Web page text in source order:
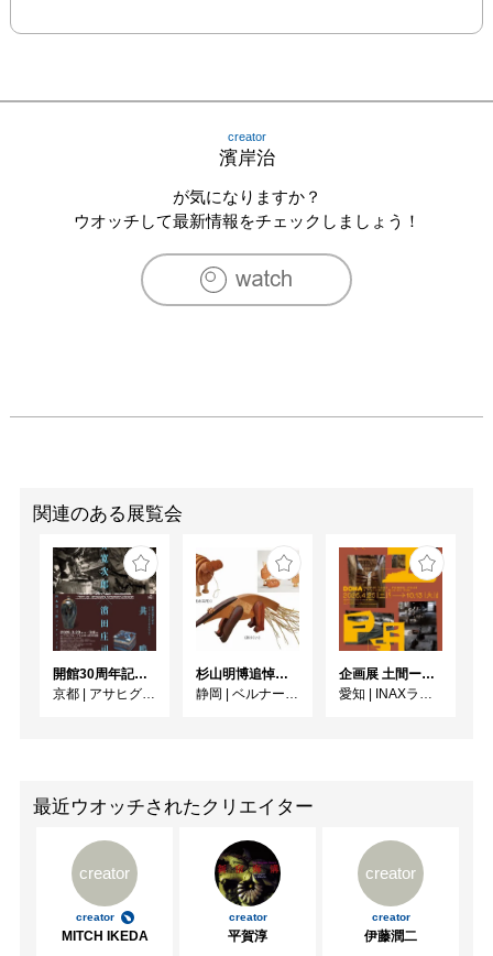
creator
濱岸治
が気になりますか？
ウオッチして最新情報をチェックしましょう！
関連のある展覧会
開館30周年記念 山本爲三郎・河井寬次郎没後60年記念 「共鳴 河井寬次郎 × 濱田庄司 ー山本爲三郎コレクションより」
京都 | アサヒグループ大山崎山荘美術館
杉山明博追悼展 木とわたし―木工の妙技と美術教育
静岡 | ベルナール・ビュフェ美術館
企画展 土間ーつくって、つかって、再発見ー
愛知 | INAXライブミュージアム
最近ウオッチされたクリエイター
creator
creator
MITCH IKEDA
creator
平賀淳
creator
creator
伊藤潤二